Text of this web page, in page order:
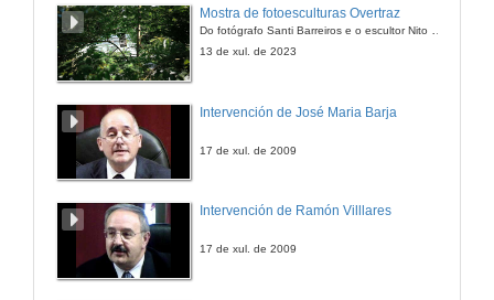
Mostra de fotoesculturas Overtraz
13 de xul. de 2023
Intervención de José Maria Barja
17 de xul. de 2009
Intervención de Ramón Villlares
17 de xul. de 2009